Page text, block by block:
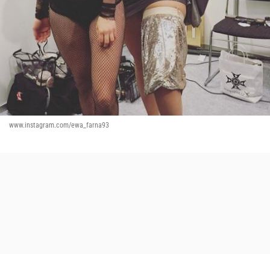
www.instagram.com/ewa_farna93